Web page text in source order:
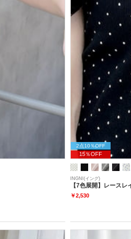
2点10％OFF
15％OFF
INGNI(イング)
【7色展開】レース
￥2,530